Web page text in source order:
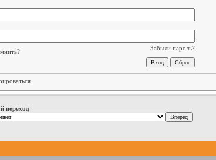
Забыли пароль?
.
переход